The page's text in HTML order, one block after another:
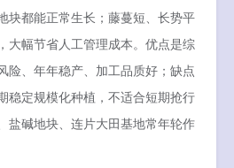
块都能正常生长；藤蔓短、长势平
大幅节省人工管理成本。优点是综
险、年年稳产、加工品质好；缺点
稳定规模化种植，不适合短期抢行
盐碱地块、连片大田基地常年轮作